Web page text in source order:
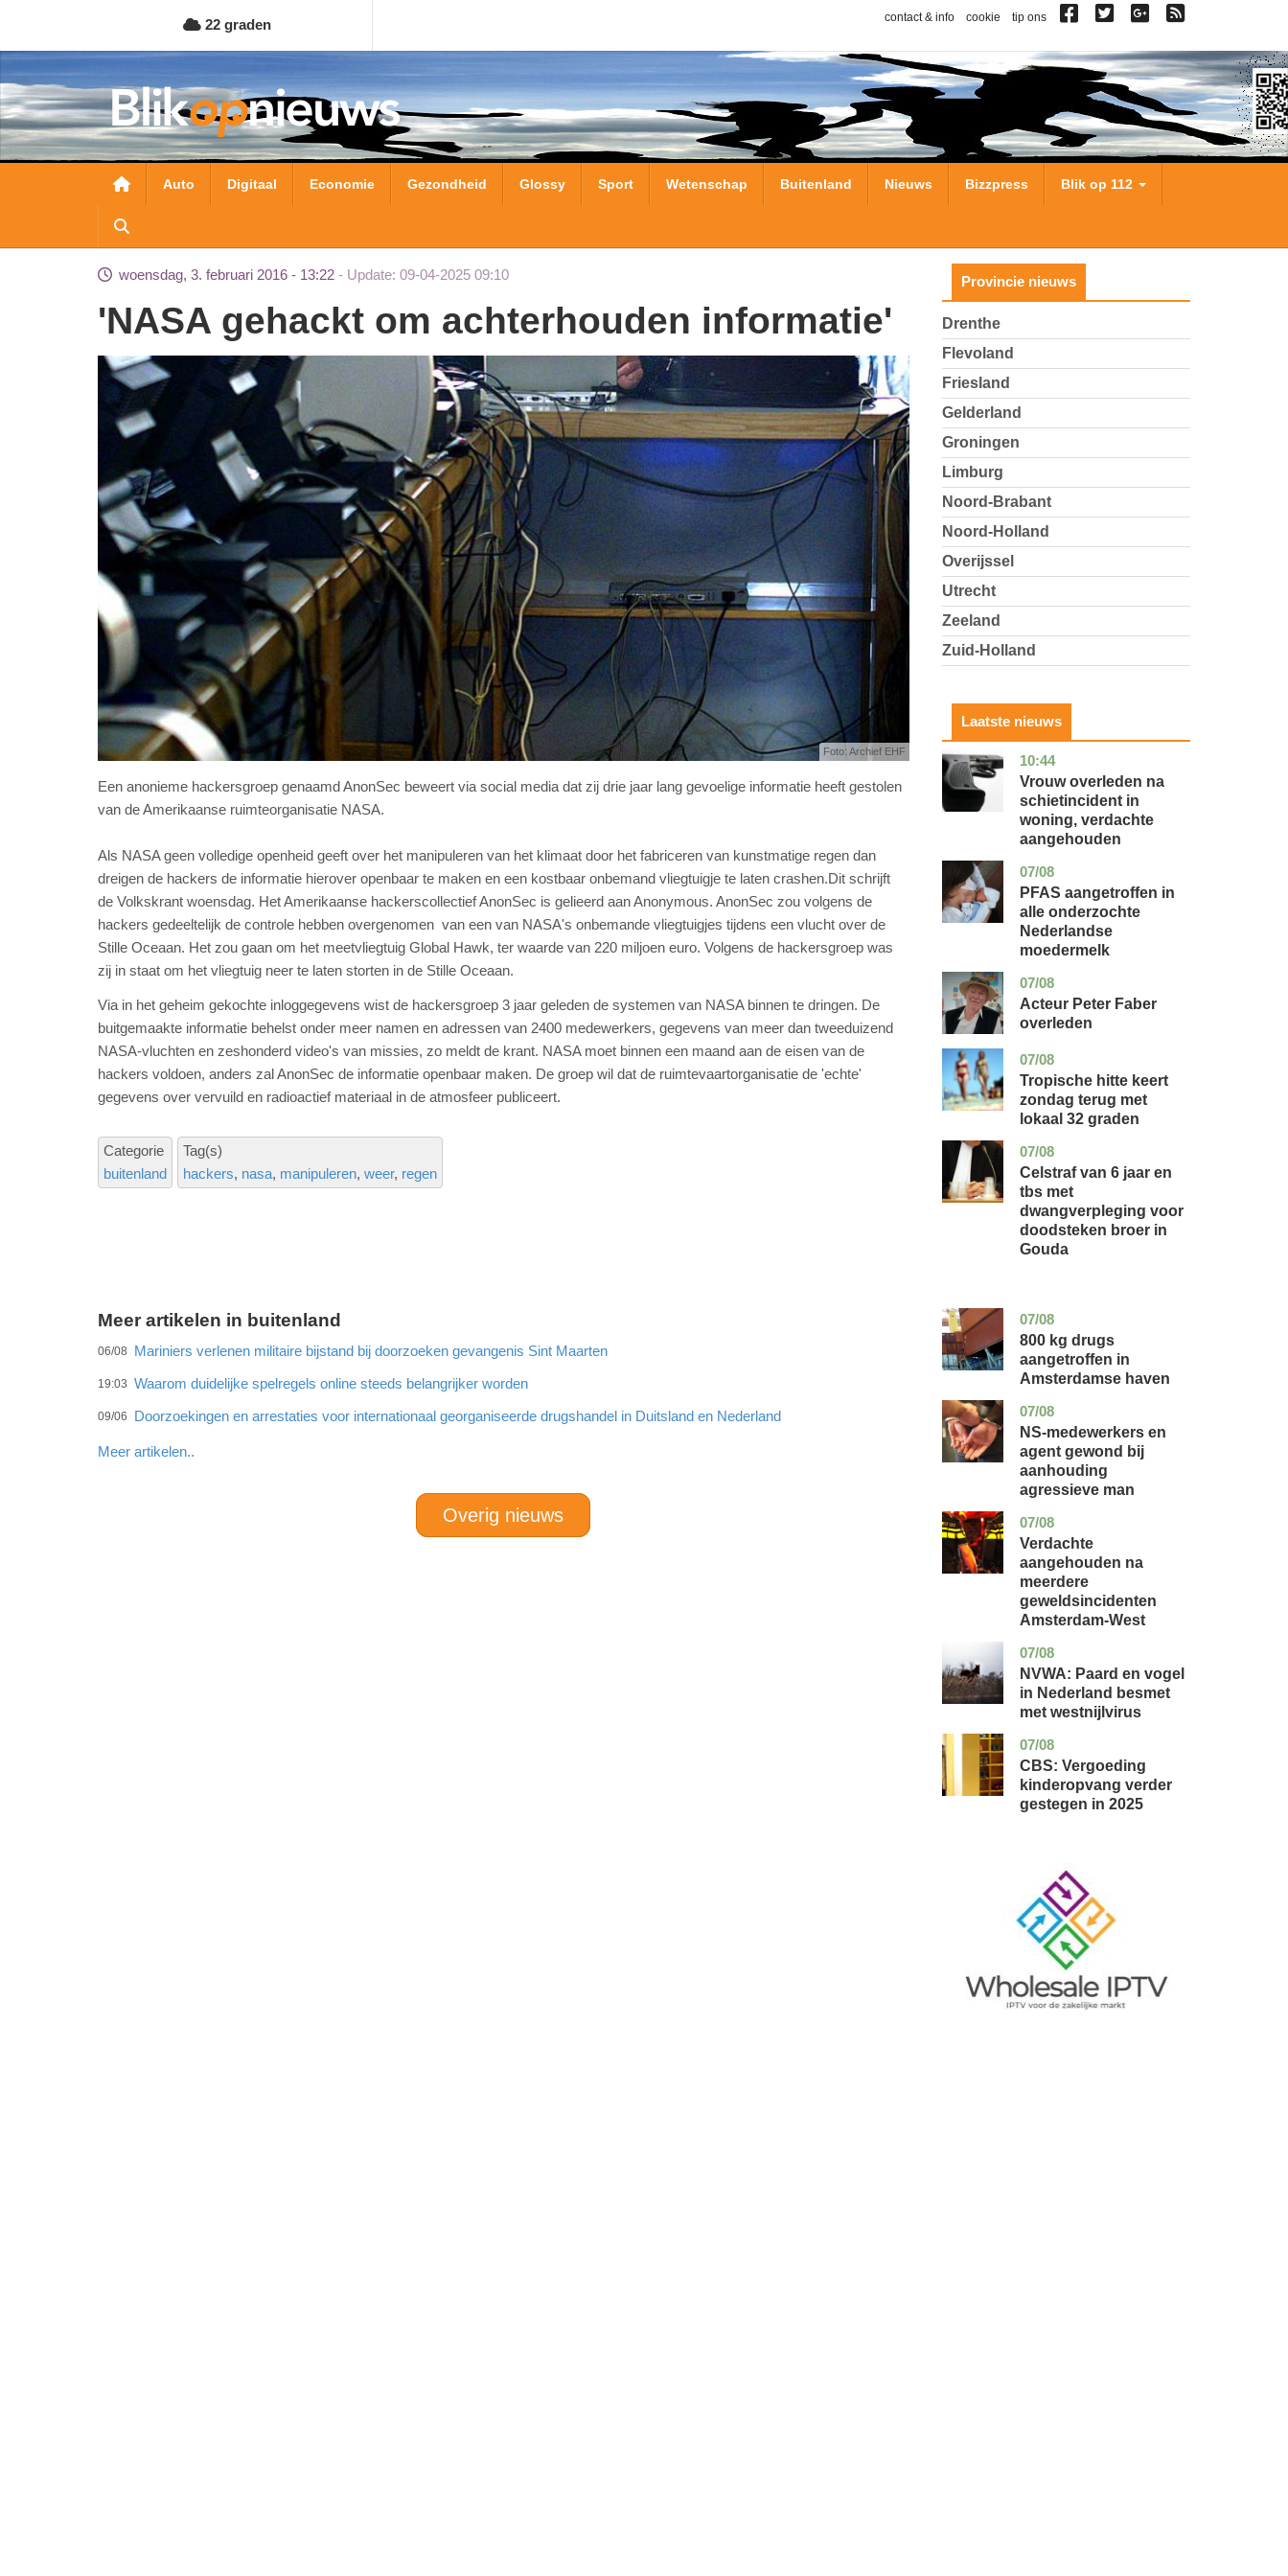
naar
de
inhoud
gaan
22 graden contact & info cookie tip ons
Hoofdnavigatie
Auto Digitaal Economie Gezondheid Glossy Sport Wetenschap Buitenland Nieuws Bizzpress Blik op 112
woensdag, 3. februari 2016 - 13:22 Update: 09-04-2025 09:10
'NASA gehackt om achterhouden informatie'
Foto: Archief EHF
Een anonieme hackersgroep genaamd AnonSec beweert via social media dat zij drie jaar lang gevoelige informatie heeft gestolen
van de Amerikaanse ruimteorganisatie NASA.
Als NASA geen volledige openheid geeft over het manipuleren van het klimaat door het fabriceren van kunstmatige regen dan
dreigen de hackers de informatie hierover openbaar te maken en een kostbaar onbemand vliegtuigje te laten crashen.Dit schrijft
de Volkskrant woensdag. Het Amerikaanse hackerscollectief AnonSec is gelieerd aan Anonymous. AnonSec zou volgens de
hackers gedeeltelijk de controle hebben overgenomen van een van NASA's onbemande vliegtuigjes tijdens een vlucht over de
Stille Oceaan. Het zou gaan om het meetvliegtuig Global Hawk, ter waarde van 220 miljoen euro. Volgens de hackersgroep was
zij in staat om het vliegtuig neer te laten storten in de Stille Oceaan.
Via in het geheim gekochte inloggegevens wist de hackersgroep 3 jaar geleden de systemen van NASA binnen te dringen. De
buitgemaakte informatie behelst onder meer namen en adressen van 2400 medewerkers, gegevens van meer dan tweeduizend
NASA-vluchten en zeshonderd video's van missies, zo meldt de krant. NASA moet binnen een maand aan de eisen van de
hackers voldoen, anders zal AnonSec de informatie openbaar maken. De groep wil dat de ruimtevaartorganisatie de 'echte'
gegevens over vervuild en radioactief materiaal in de atmosfeer publiceert.
Categorie
buitenland
Tag(s)
hackers nasa manipuleren weer regen
Meer artikelen in buitenland
06/08 Mariniers verlenen militaire bijstand bij doorzoeken gevangenis Sint Maarten
19:03 Waarom duidelijke spelregels online steeds belangrijker worden
09/06 Doorzoekingen en arrestaties voor internationaal georganiseerde drugshandel in Duitsland en Nederland
Meer artikelen..
Overig nieuws
Provincie nieuws
Drenthe
Flevoland
Friesland
Gelderland
Groningen
Limburg
Noord-Brabant
Noord-Holland
Overijssel
Utrecht
Zeeland
Zuid-Holland
Laatste nieuws
10:44
zuid-
holland
nieuws
Vrouw overleden na
schietincident in
woning, verdachte
aangehouden
07/08
utrecht
gezondheid
PFAS aangetroffen in
alle onderzochte
Nederlandse
moedermelk
07/08
noord-
holland
glossy
Acteur Peter Faber
overleden
07/08
utrecht
nieuws
Tropische hitte keert
zondag terug met
lokaal 32 graden
07/08
zuid-
holland
nieuws
Celstraf van 6 jaar en
tbs met
dwangverpleging voor
doodsteken broer in
Gouda
07/08
noord-
holland
nieuws
800 kg drugs
aangetroffen in
Amsterdamse haven
07/08
flevoland
nieuws
NS-medewerkers en
agent gewond bij
aanhouding
agressieve man
07/08
noord-
holland
nieuws
Verdachte
aangehouden na
meerdere
geweldsincidenten
Amsterdam-West
07/08
utrecht
nieuws
NVWA: Paard en vogel
in Nederland besmet
met westnijlvirus
07/08
zuid-
holland
economie
CBS: Vergoeding
kinderopvang verder
gestegen in 2025